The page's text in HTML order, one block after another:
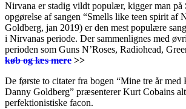
Nirvana er stadig vildt populær, kigger man på
opgørelse af sangen “Smells like teen spirit af
Goldberg, jan 2019) er den mest populære
i Nirvanas periode. Der sammenlignes med
perioden som Guns N’Roses, Radiohead,
køb og læs mere >>
De første to citater fra bogen “Mine tre år
Danny Goldberg” præsenterer Kurt Cobains
perfektionistiske facon.